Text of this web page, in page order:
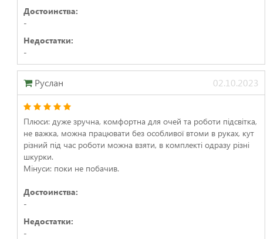
Достоинства:
-
Недостатки:
-
Руслан 02.10.2023
Плюси: дуже зручна, комфортна для очей та роботи підсвітка,
не важка, можна працювати без особливої втоми в руках, кут
різний під час роботи можна взяти, в комплекті одразу різні
шкурки.
Мінуси: поки не побачив.
Достоинства:
-
Недостатки:
-